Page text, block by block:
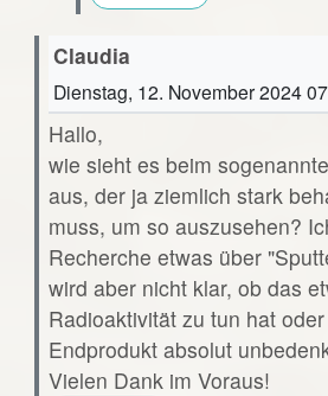
Claudia
Dienstag, 12. November 2024
Hallo,
wie sieht es beim
aus, der ja ziemlich stark
muss, um so auszusehen?
Recherche etwas über
wird aber nicht klar, ob das
Radioaktivität zu tun hat
Endprodukt absolut
Vielen Dank im Voraus!